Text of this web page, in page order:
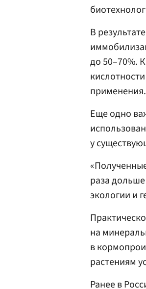
В
до 50–70%.
применения.
Еще одно
у
раза
экологии и
на
в
растениям
Ранее в